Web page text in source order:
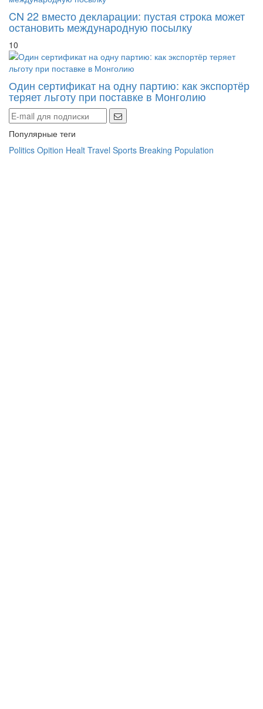
CN 22 вместо декларации: пустая строка может
остановить международную посылку
10
Один сертификат на одну партию: как экспортёр
теряет льготу при поставке в Монголию
Популярные теги
Politics Opition Healt Travel Sports Breaking Population